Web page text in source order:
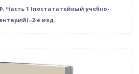
Часть 1 (постататейный учебно-
2-е изд.